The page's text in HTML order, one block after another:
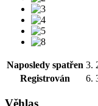
Naposledy spatřen 3.
Registrován
6.